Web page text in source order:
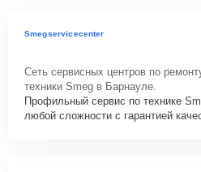
Smegservicecenter
Сеть сервисных центров по
техники Smeg в Барнауле.
Профильный сервис по технике
любой сложности с гарантией